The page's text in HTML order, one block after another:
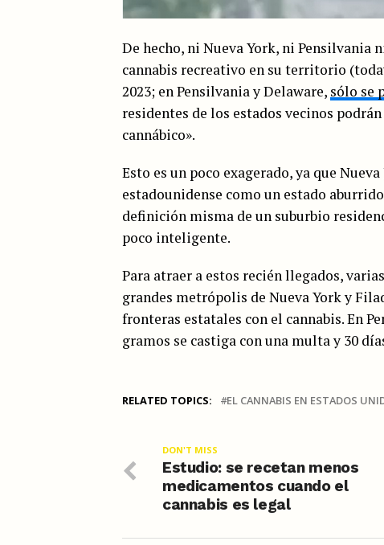
De hecho, ni Nueva York, ni Pensilvania
cannabis recreativo en su territorio
2023; en Pensilvania y Delaware, sólo se
residentes de los estados vecinos
cannábico».
Esto es un poco exagerado, ya que
estadounidense como un estado
definición misma de un suburbio
poco inteligente.
Para atraer a estos recién llegados,
grandes metrópolis de Nueva York y
fronteras estatales con el cannabis. En
gramos se castiga con una multa y 30
RELATED TOPICS: EL CANNABIS EN ESTADOS
DON'T MISS
Estudio: se recetan menos
medicamentos cuando el
cannabis es legal